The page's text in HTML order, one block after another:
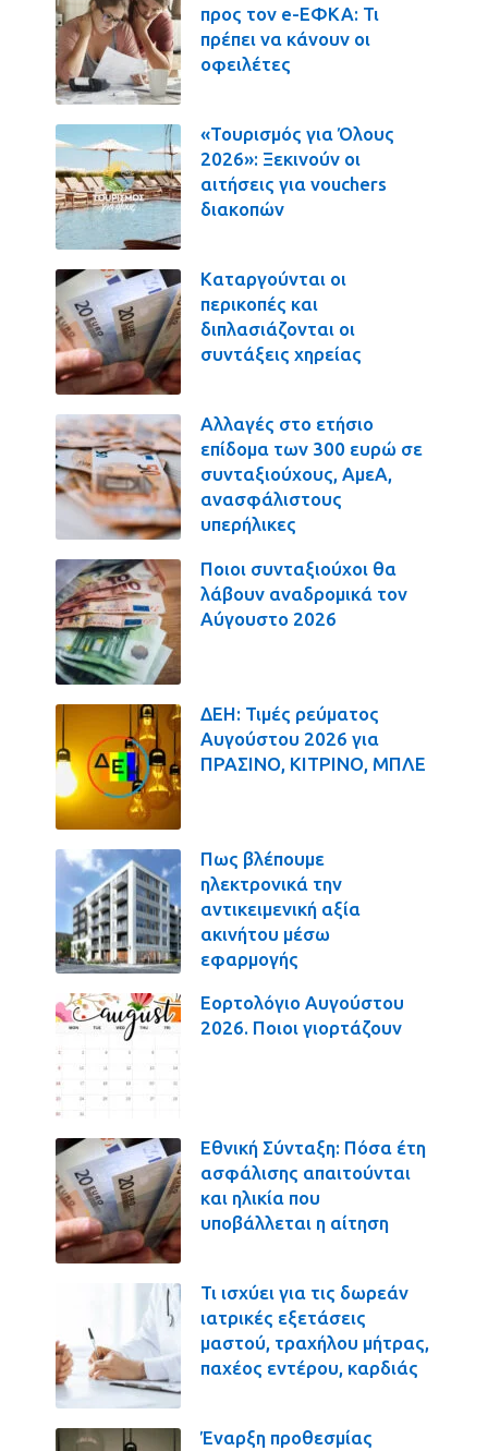
προς τον e-ΕΦΚΑ: Τι
πρέπει να κάνουν οι
οφειλέτες
«Τουρισμός για Όλους
2026»: Ξεκινούν οι
αιτήσεις για vouchers
διακοπών
Καταργούνται οι
περικοπές και
διπλασιάζονται οι
συντάξεις χηρείας
Αλλαγές στο ετήσιο
επίδομα των 300 ευρώ σε
συνταξιούχους, ΑμεΑ,
ανασφάλιστους
υπερήλικες
Ποιοι συνταξιούχοι θα
λάβουν αναδρομικά τον
Αύγουστο 2026
ΔΕΗ: Τιμές ρεύματος
Αυγούστου 2026 για
ΠΡΑΣΙΝΟ, ΚΙΤΡΙΝΟ, ΜΠΛΕ
Πως βλέπουμε
ηλεκτρονικά την
αντικειμενική αξία
ακινήτου μέσω
εφαρμογής
Εορτολόγιο Αυγούστου
2026. Ποιοι γιορτάζουν
Εθνική Σύνταξη: Πόσα έτη
ασφάλισης απαιτούνται
και ηλικία που
υποβάλλεται η αίτηση
Τι ισχύει για τις δωρεάν
ιατρικές εξετάσεις
μαστού, τραχήλου μήτρας,
παχέος εντέρου, καρδιάς
Έναρξη προθεσμίας